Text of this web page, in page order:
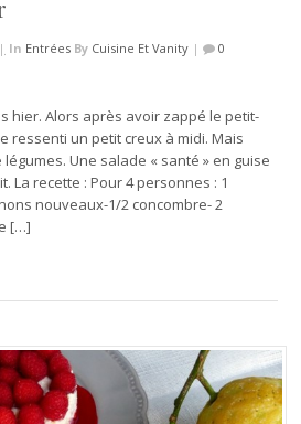
In Entrées By Cuisine Et Vanity |
0
hier. Alors après avoir zappé le petit-
ressenti un petit creux à midi. Mais
Une salade « santé » en guise
La recette : Pour 4 personnes : 1
nouveaux-1/2 concombre- 2
[…]